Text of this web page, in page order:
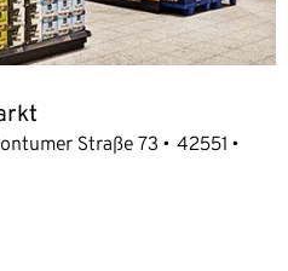
Straße 73
42551